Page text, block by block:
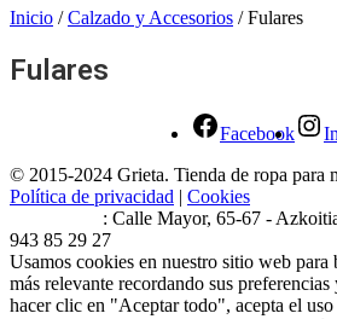
Inicio /Calzado y Accesorios / Fulares
Fulares
Facebook
© 2015-2024 Grieta. Tienda de ropa para
Política de privacidad | Cookies
: Calle Mayor, 65-67 -
943 85 29 27
Usamos cookies en nuestro sitio web para
más relevante recordando sus
hacer clic en "Aceptar todo", acepta el